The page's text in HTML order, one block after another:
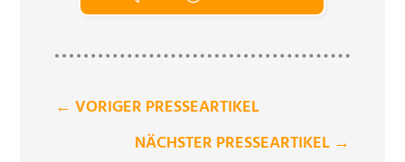
← VORIGER PRESSEARTIKEL
NÄCHSTER PRESSEARTIKEL →